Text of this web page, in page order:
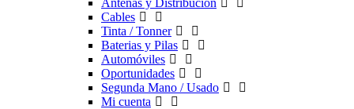
Antenas y Distribución
Cables
Tinta / Tonner
Baterias y Pilas
Automóviles
Oportunidades
Segunda Mano / Usado
Mi cuenta